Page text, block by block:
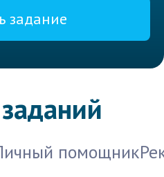
задание
помощник